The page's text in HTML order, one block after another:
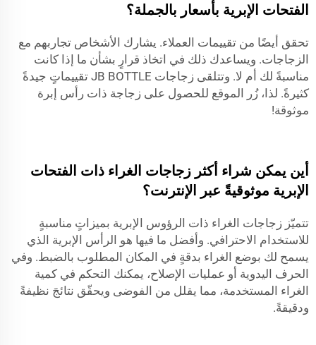
الفتحات الإبرية بأسعار بالجملة؟
تحقق أيضًا من تقييمات العملاء. يشارك الأشخاص تجاربهم مع
الزجاجات. ويساعدك ذلك في اتخاذ قرارٍ بشأن ما إذا كانت
مناسبةً لك أم لا. وتتلقى زجاجات JB BOTTLE تقييماتٍ جيدةً
كثيرةً. لذا، زُر الموقع للحصول على زجاجة ذات رأس إبرة
موثوقة!
أين يمكن شراء أكثر زجاجات الغراء ذات الفتحات
الإبرية موثوقيةً عبر الإنترنت؟
تتميّز زجاجات الغراء ذات الرؤوس الإبرية بميزاتٍ مناسبةٍ
للاستخدام الاحترافي. وأفضل ما فيها هو الرأس الإبرية الذي
يسمح لك بوضع الغراء بدقةٍ في المكان المطلوب بالضبط. وفي
الحرف اليدوية أو عمليات الإصلاح، يمكنك التحكم في كمية
الغراء المستخدمة، مما يقلل من الفوضى ويحقّق نتائجَ نظيفةً
ودقيقةً.